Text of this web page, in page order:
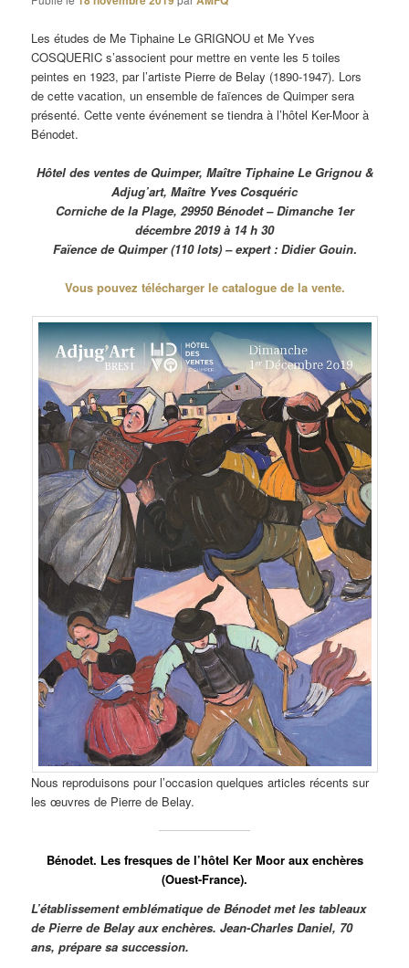
Les études de Me Tiphaine Le GRIGNOU et Me Yves
COSQUERIC s’associent pour mettre en vente les 5 toiles
peintes en 1923, par l’artiste Pierre de Belay (1890-1947). Lors
de cette vacation, un ensemble de faïences de Quimper sera
présenté. Cette vente événement se tiendra à l’hôtel Ker-Moor à
Bénodet.
Hôtel des ventes de Quimper, Maître Tiphaine Le Grignou &
Adjug’art, Maître Yves Cosquéric
Corniche de la Plage, 29950 Bénodet – Dimanche 1er
décembre 2019 à 14 h 30
Faïence de Quimper (110 lots) – expert : Didier Gouin.
Vous pouvez télécharger le catalogue de la vente.
Nous reproduisons pour l’occasion quelques articles récents sur
les œuvres de Pierre de Belay.
Bénodet. Les fresques de l’hôtel Ker Moor aux enchères
(Ouest-France).
L’établissement emblématique de Bénodet met les tableaux
de Pierre de Belay aux enchères. Jean-Charles Daniel, 70
ans, prépare sa succession.